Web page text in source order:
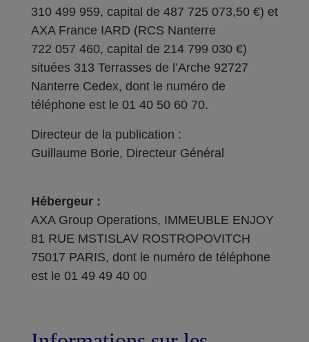
310 499 959, capital de 487 725 073,50 €) et
AXA France IARD (RCS Nanterre
722 057 460, capital de 214 799 030 €)
situées 313 Terrasses de l’Arche 92727
Nanterre Cedex, dont le numéro de
téléphone est le 01 40 50 60 70.
Directeur de la publication :
Guillaume Borie, Directeur Général
Hébergeur :
AXA Group Operations, IMMEUBLE ENJOY
81 RUE MSTISLAV ROSTROPOVITCH
75017 PARIS, dont le numéro de téléphone
est le 01 49 49 40 00